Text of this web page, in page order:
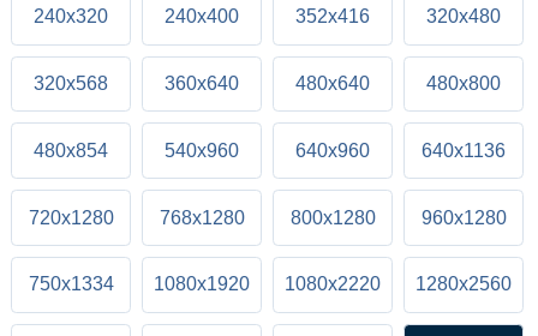
240x320 240x400 352x416 320x480
320x568 360x640 480x640 480x800
480x854 540x960 640x960 640x1136
720x1280 768x1280 800x1280 960x1280
750x1334 1080x1920 1080x2220 1280x2560